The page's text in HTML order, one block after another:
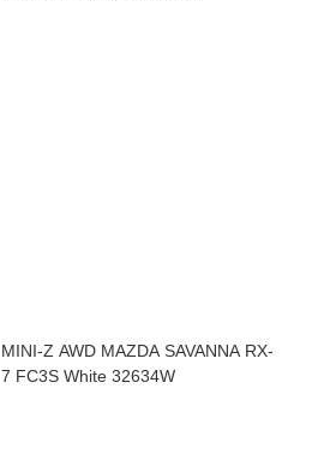
MINI-Z AWD MAZDA SAVANNA RX-
7 FC3S White 32634W